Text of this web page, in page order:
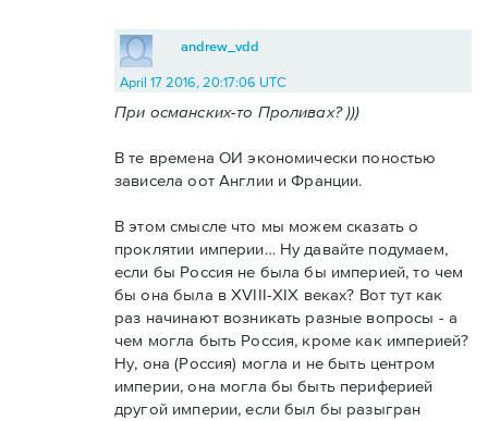
andrew_vdd
April 17 2016, 20:17:06 UTC
При османских-то Проливах? )))
В те времена ОИ экономически поностью
зависела оот Англии и Франции.
В этом смысле что мы можем сказать о
проклятии империи… Ну давайте подумаем,
если бы Россия не была бы империей, то чем
бы она была в XVIII-XIX веках? Вот тут как
раз начинают возникать разные вопросы - а
чем могла быть Россия, кроме как империей?
Ну, она (Россия) могла и не быть центром
империи, она могла бы быть периферией
другой империи, если был бы разыгран